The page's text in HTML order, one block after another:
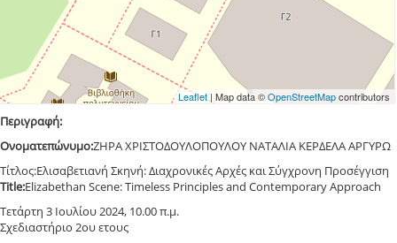
Leaflet| Map data ©OpenStreetMapcontributors
Περιγραφή:
Ονοματεπώνυμο:ΖΗΡΑ ΧΡΙΣΤΟΔΟΥΛΟΠΟΥΛΟΥ ΝΑΤΑΛΙΑ ΚΕΡΔΕΛΑ ΑΡΓΥΡΩ
Τίτλος:Ελισαβετιανή Σκηνή: Διαχρονικές Αρχές και Σύγχρονη Προσέγγιση
Title:Elizabethan Scene: Timeless Principles and Contemporary Approach
Τετάρτη 3 Ιουλίου 2024, 10.00 π.μ.
Σχεδιαστήριο 2ου ετους